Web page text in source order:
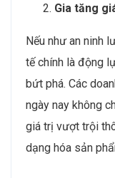
Gia tăng
Nếu như an ninh
tế chính là động
bứt phá. Các
ngày nay không
giá trị vượt trội
dạng hóa sản